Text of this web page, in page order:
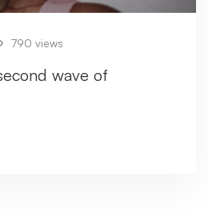
790 views
wave of